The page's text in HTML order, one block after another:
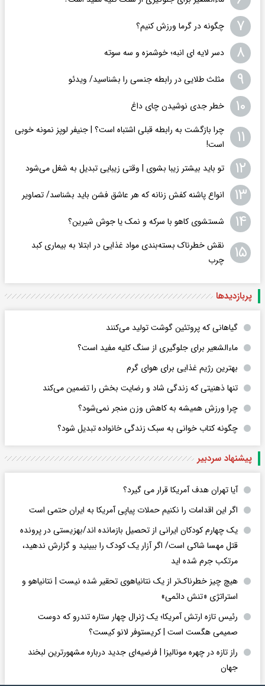
۷ چگونه در گرما ورزش کنیم؟
۸ دسر لایه ای انبه؛ خوشمزه و سه سوته
۹ مثلث طلایی در رابطه جنسی را بشناسید/ ویدئو
۱۰ خطر جدی نوشیدن چای داغ
۱۱
چرا بازگشت به رابطه قبلی اشتباه است؟ | جنیفر لوپز نمونه خوبی
است!
۱۲ تو باید بیشتر زیبا بشوی | وقتی زیبایی تبدیل به شغل می‌شود
۱۳ انواع پاشنه کفش زنانه که هر عاشق فشن باید بشناسد/ تصاویر
۱۴ شستشوی کاهو با سرکه و نمک یا جوش شیرین؟
۱۵
نقش خطرناک بسته‌بندی مواد غذایی در ابتلا به بیماری کبد
چرب
پربازدید‌ها
گیاهانی که پروتئین گوشت تولید می‌کنند
ماءالشعیر برای جلوگیری از سنگ کلیه مفید است؟
بهترین رژیم غذایی برای هوای گرم
تنها ذهنیتی که زندگی شاد و رضایت بخش را تضمین می‌کند
چرا ورزش همیشه به کاهش وزن منجر نمی‌شود؟
چگونه کتاب خوانی به سبک زندگی خانواده تبدیل شود؟
پیشنهاد سردبیر
آیا تهران هدف آمریکا قرار می گیرد؟
اگر این اقدامات را نکنیم حملات پیاپی آمریکا به ایران حتمی است
یک چهارم کودکان ایرانی از تحصیل بازمانده اند/بهزیستی در پرونده
قتل مهسا شاکی است/ اگر آزار یک کودک را ببینید و گزارش ندهید،
مرتکب جرم شده اید
هیچ چیز خطرناک‌تر از یک نتانیاهوی تحقیر شده نیست | نتانیاهو و
استراتژی «تنش دائمی»
رئیس تازه ارتش آمریکا؛ یک ژنرال چهار ستاره تندرو که دوست
صمیمی هگست است | کریستوفر لانو کیست؟
راز تازه در چهره مونالیزا | فرضیه‌ای جدید درباره مشهورترین لبخند
جهان